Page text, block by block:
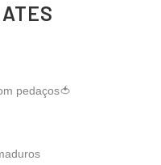
pedaços🍅